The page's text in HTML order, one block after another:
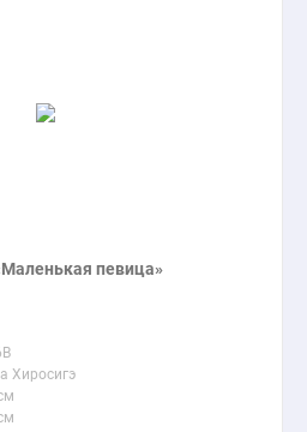
певица»
Хиросигэ